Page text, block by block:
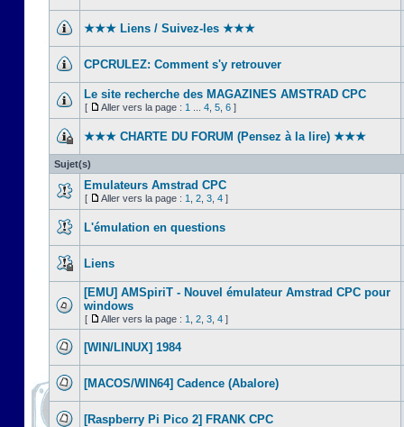
★★★ Liens / Suivez-les ★★★
CPCRULEZ: Comment s'y retrouver‎
Le site recherche des MAGAZINES AMSTRAD CPC
[ Aller vers la page : 1 4 5 6 ]
★★★ CHARTE DU FORUM (Pensez à la lire) ★★★
Sujet(s)
Emulateurs Amstrad CPC
[ Aller vers la page : 1 2 3 4 ]
L'émulation en questions
Liens
[EMU] AMSpiriT - Nouvel émulateur Amstrad CPC pour
windows
[ Aller vers la page : 1 2 3 4 ]
[WIN/LINUX] 1984
[MACOS/WIN64] Cadence (Abalore)
[Raspberry Pi Pico 2] FRANK CPC